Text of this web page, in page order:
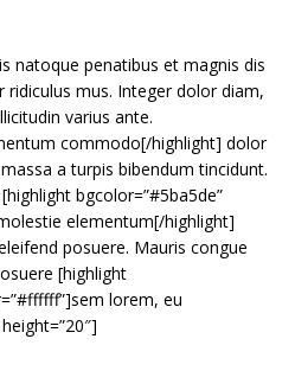
natoque penatibus et magnis dis
mus. Integer dolor diam,
varius ante.
commodo[/highlight] dolor
a turpis bibendum tincidunt.
bgcolor=”#5ba5de”
elementum[/highlight]
posuere. Mauris congue
[highlight
lorem, eu